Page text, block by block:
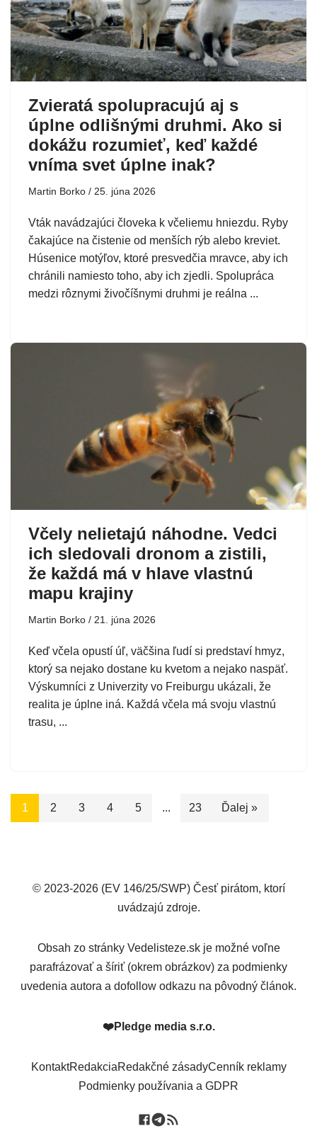
Zvieratá spolupracujú aj s
úplne odlišnými druhmi. Ako si
dokážu rozumieť, keď každé
vníma svet úplne inak?
Martin Borko 25. júna 2026
Vták navádzajúci človeka k včeliemu hniezdu. Ryby
čakajúce na čistenie od menších rýb alebo kreviet.
Húsenice motýľov, ktoré presvedčia mravce, aby ich
chránili namiesto toho, aby ich zjedli. Spolupráca
medzi rôznymi živočíšnymi druhmi je reálna ...
Včely nelietajú náhodne. Vedci
ich sledovali dronom a zistili,
že každá má v hlave vlastnú
mapu krajiny
Martin Borko 21. júna 2026
Keď včela opustí úľ, väčšina ľudí si predstaví hmyz,
ktorý sa nejako dostane ku kvetom a nejako naspäť.
Výskumníci z Univerzity vo Freiburgu ukázali, že
realita je úplne iná. Každá včela má svoju vlastnú
trasu, ...
1 2 3 4 5 ... 23 Ďalej »
© 2023-2026 (EV 146/25/SWP) Česť pirátom, ktorí
uvádzajú zdroje.
Obsah zo stránky Vedelisteze.sk je možné voľne
parafrázovať a šíriť (okrem obrázkov) za podmienky
uvedenia autora a dofollow odkazu na pôvodný článok.
❤️Pledge media s.r.o.
KontaktRedakciaRedakčné zásadyCenník reklamy
Podmienky používania a GDPR